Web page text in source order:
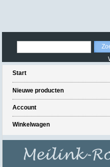
Start
Nieuwe producten
Account
Winkelwagen